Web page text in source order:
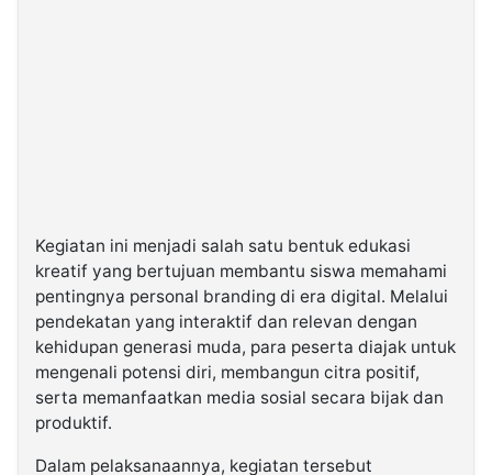
Kegiatan ini menjadi salah satu bentuk edukasi
kreatif yang bertujuan membantu siswa memahami
pentingnya personal branding di era digital. Melalui
pendekatan yang interaktif dan relevan dengan
kehidupan generasi muda, para peserta diajak untuk
mengenali potensi diri, membangun citra positif,
serta memanfaatkan media sosial secara bijak dan
produktif.
Dalam pelaksanaannya, kegiatan tersebut